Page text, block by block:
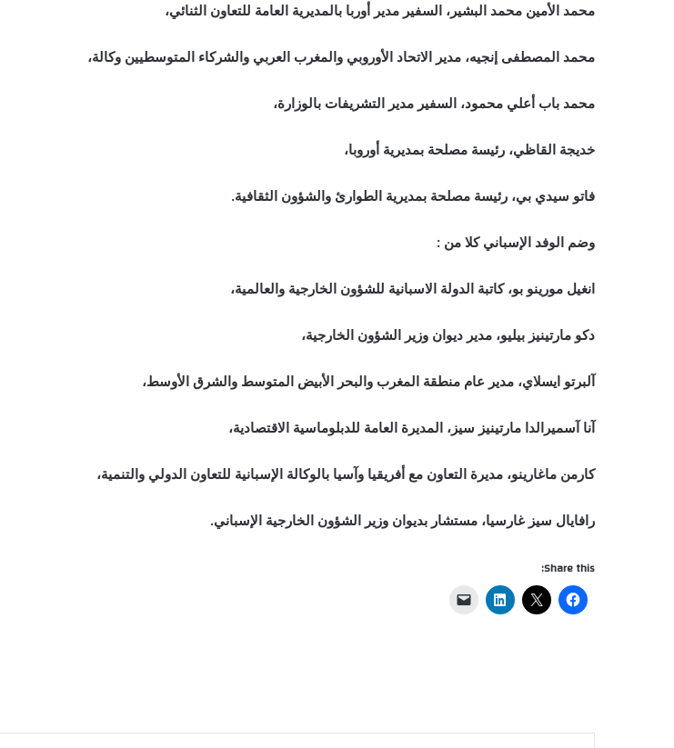
محمد الأمين محمد البشير، السفير مدير أوربا بالمديرية العامة للتعاون الثنائي،
محمد المصطفى إنجيه، مدير الاتحاد الأوروبي والمغرب العربي والشركاء المتوسطيين وكالة،
محمد باب أعلي محمود، السفير مدير التشريفات بالوزارة،
خديجة القاظي، رئيسة مصلحة بمديرية أوروبا،
فاتو سيدي بي، رئيسة مصلحة بمديرية الطوارئ والشؤون الثقافية.
وضم الوفد الإسباني كلا من :
انغيل مورينو بو، كاتبة الدولة الاسبانية للشؤون الخارجية والعالمية،
دكو مارتينيز بيليو، مدير ديوان وزير الشؤون الخارجية،
آلبرتو ايسلاي، مدير عام منطقة المغرب والبحر الأبيض المتوسط والشرق الأوسط،
آنا آسميرالدا مارتينيز سيز، المديرة العامة للدبلوماسية الاقتصادية،
كارمن ماغارينو، مديرة التعاون مع أفريقيا وآسيا بالوكالة الإسبانية للتعاون الدولي والتنمية،
رافايال سيز غارسيا، مستشار بديوان وزير الشؤون الخارجية الإسباني.
Share this: